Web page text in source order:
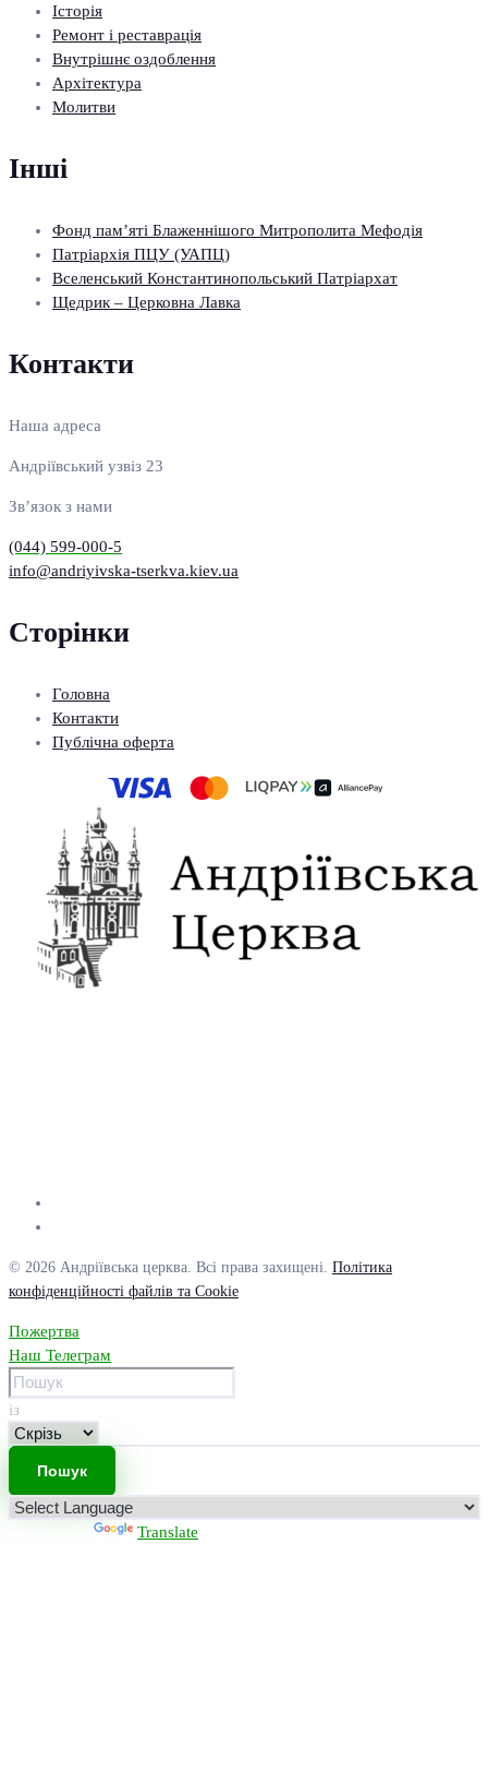
Історія
Ремонт і реставрація
Внутрішнє оздоблення
Архітектура
Молитви
Інші
Фонд пам’яті Блаженнішого Митрополита Мефодія
Патріархія ПЦУ (УАПЦ)
Вселенський Константинопольський Патріархат
Щедрик – Церковна Лавка
Контакти
Наша адреса
Андріївський узвіз 23
Зв’язок з нами
(044) 599-000-5
info@andriyivska-tserkva.kiev.ua
Сторінки
Головна
Контакти
Публічна оферта
© 2026 Андріївська церква. Всі права захищені. Політика
конфіденційності файлів та Cookie
Пожертва
Наш Телеграм
із
Translate